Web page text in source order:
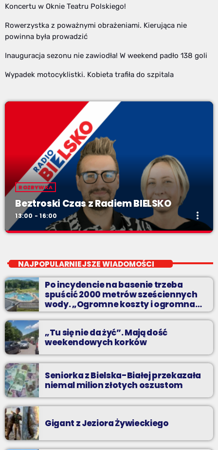
Koncertu w Oknie Teatru Polskiego!
Rowerzystka z poważnymi obrażeniami. Kierująca nie
powinna była prowadzić
Inauguracja sezonu nie zawiodła! W weekend padło 138 goli
Wypadek motocyklistki. Kobieta trafiła do szpitala
ROZRYWKA
Beztroski Czas z Radiem BIELSKO
13:00 - 16:00 more_vert
jak atrakcyjnie spędzić czas w regionie, jak ominąć korki i jak
odpocząć?
NAJPOPULARNIEJSZE WIADOMOŚCI
Po incydencie na basenie trzeba
spuścić 2000 metrów sześciennych
wody. „Ogromne koszty i ogromna
praca”
„Tu się nie da żyć”. Mają dość
weekendowych korków
Seniorka z Bielska-Białej przekazała
niemal milion złotych oszustom
Gigant z Jeziora Żywieckiego